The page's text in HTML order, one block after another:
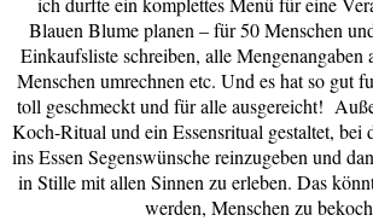
Blauen Blume planen – für 50 Menschen
Einkaufsliste schreiben, alle Mengenangaben
Menschen umrechnen etc. Und es hat so gut
toll geschmeckt und für alle ausgereicht!
Koch-Ritual und ein Essensritual gestaltet, bei
ins Essen Segenswünsche reinzugeben und
in Stille mit allen Sinnen zu erleben. Das
werden, Menschen zu